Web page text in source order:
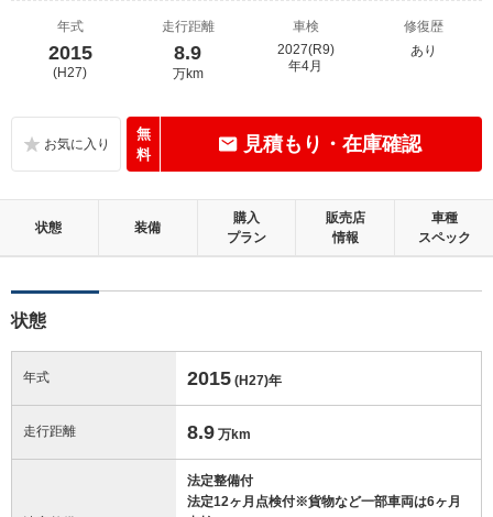
年式
2015
(H27)
走行距離
8.9
万km
車検
2027(R9)
年4月
修復歴
あり
無
料
見積もり・在庫確認
状態 装備
購入
プラン
販売店
情報
車種
スペック
状態
年式 2015 (H27)年
走行距離 8.9 万km
法定整備付
法定12ヶ月点検付※貨物など一部車両は6ヶ月